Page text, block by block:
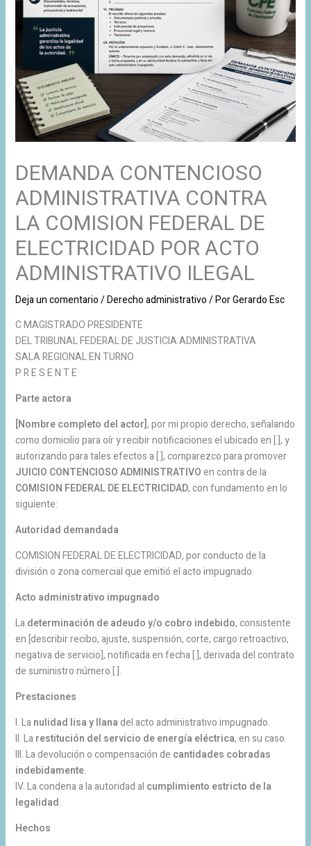
DEMANDA CONTENCIOSO
ADMINISTRATIVA CONTRA
LA COMISION FEDERAL DE
ELECTRICIDAD POR ACTO
ADMINISTRATIVO ILEGAL
Deja un comentario/Derecho administrativo/ PorGerardo Esc
C MAGISTRADO PRESIDENTE
DEL TRIBUNAL FEDERAL DE JUSTICIA ADMINISTRATIVA
SALA REGIONAL EN TURNO
P R E S E N T E
Parte actora
[Nombre completo del actor], por mi propio derecho, señalando
como domicilio para oír y recibir notificaciones el ubicado en [ ], y
autorizando para tales efectos a [ ], comparezco para promover
JUICIO CONTENCIOSO ADMINISTRATIVOen contra de la
COMISION FEDERAL DE ELECTRICIDAD, con fundamento en lo
siguiente:
Autoridad demandada
COMISION FEDERAL DE ELECTRICIDAD, por conducto de la
división o zona comercial que emitió el acto impugnado.
Acto administrativo impugnado
Ladeterminación de adeudo y/o cobro indebido, consistente
en [describir recibo, ajuste, suspensión, corte, cargo retroactivo,
negativa de servicio], notificada en fecha [ ], derivada del contrato
de suministro número [ ].
Prestaciones
I. Lanulidad lisa y llanadel acto administrativo impugnado.
II. Larestitución del servicio de energía eléctrica, en su caso.
III. La devolución o compensación de cantidades cobradas
indebidamente.
IV. La condena a la autoridad al cumplimiento estricto de la
legalidad.
Hechos